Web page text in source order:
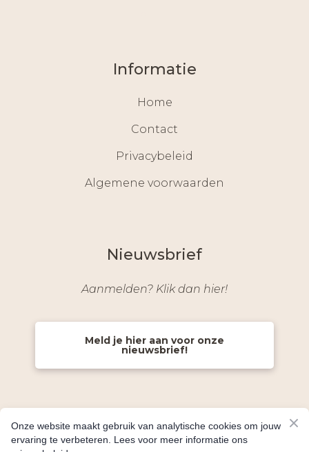
Informatie
Home
Contact
Privacybeleid
Algemene voorwaarden
Nieuwsbrief
Aanmelden? Klik dan hier!
Meld je hier aan voor onze
nieuwsbrief!
© Alle rechten voorbehouden
Onze website maakt gebruik van analytische cookies om jouw
ervaring te verbeteren. Lees voor meer informatie ons